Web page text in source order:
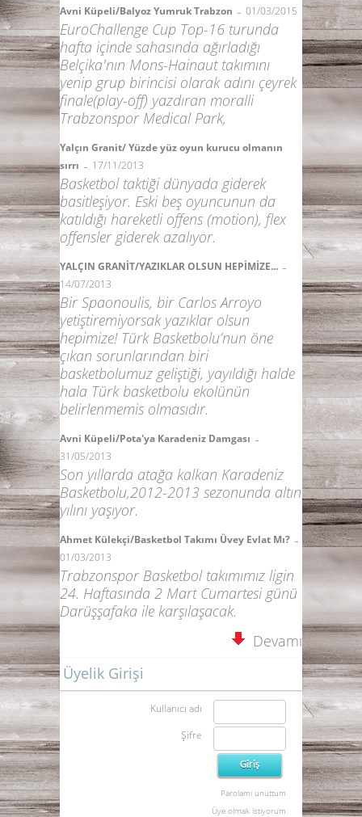
Avni Küpeli/Balyoz Yumruk Trabzon - 01/03/2015
EuroChallenge Cup Top-16 turunda
hafta içinde sahasında ağırladığı
Belçika'nın Mons-Hainaut takımını
yenip grup birincisi olarak adını çeyrek
finale(play-off) yazdıran moralli
Trabzonspor Medical Park,
Yalçın Granit/ Yüzde yüz oyun kurucu olmanın
sırrı - 17/11/2013
Basketbol taktiği dünyada giderek
basitleşiyor. Eski beş oyuncunun da
katıldığı hareketli offens (motion), flex
offensler giderek azalıyor.
YALÇIN GRANİT/YAZIKLAR OLSUN HEPİMİZE... -
14/07/2013
Bir Spaonoulis, bir Carlos Arroyo
yetiştiremiyorsak yazıklar olsun
hepimize! Türk Basketbolu’nun öne
çıkan sorunlarından biri
basketbolumuz geliştiği, yayıldığı halde
hala Türk basketbolu ekolünün
belirlenmemis olmasıdır.
Avni Küpeli/Pota'ya Karadeniz Damgası -
31/05/2013
Son yıllarda atağa kalkan Karadeniz
Basketbolu,2012-2013 sezonunda altın
yılını yaşıyor.
Ahmet Külekçi/Basketbol Takımı Üvey Evlat Mı? -
01/03/2013
Trabzonspor Basketbol takımımız ligin
24. Haftasında 2 Mart Cumartesi günü
Darüşşafaka ile karşılaşacak.
Devamı
Üyelik Girişi
Kullanıcı adı
Şifre
Parolamı unuttum
Üye olmak istiyorum